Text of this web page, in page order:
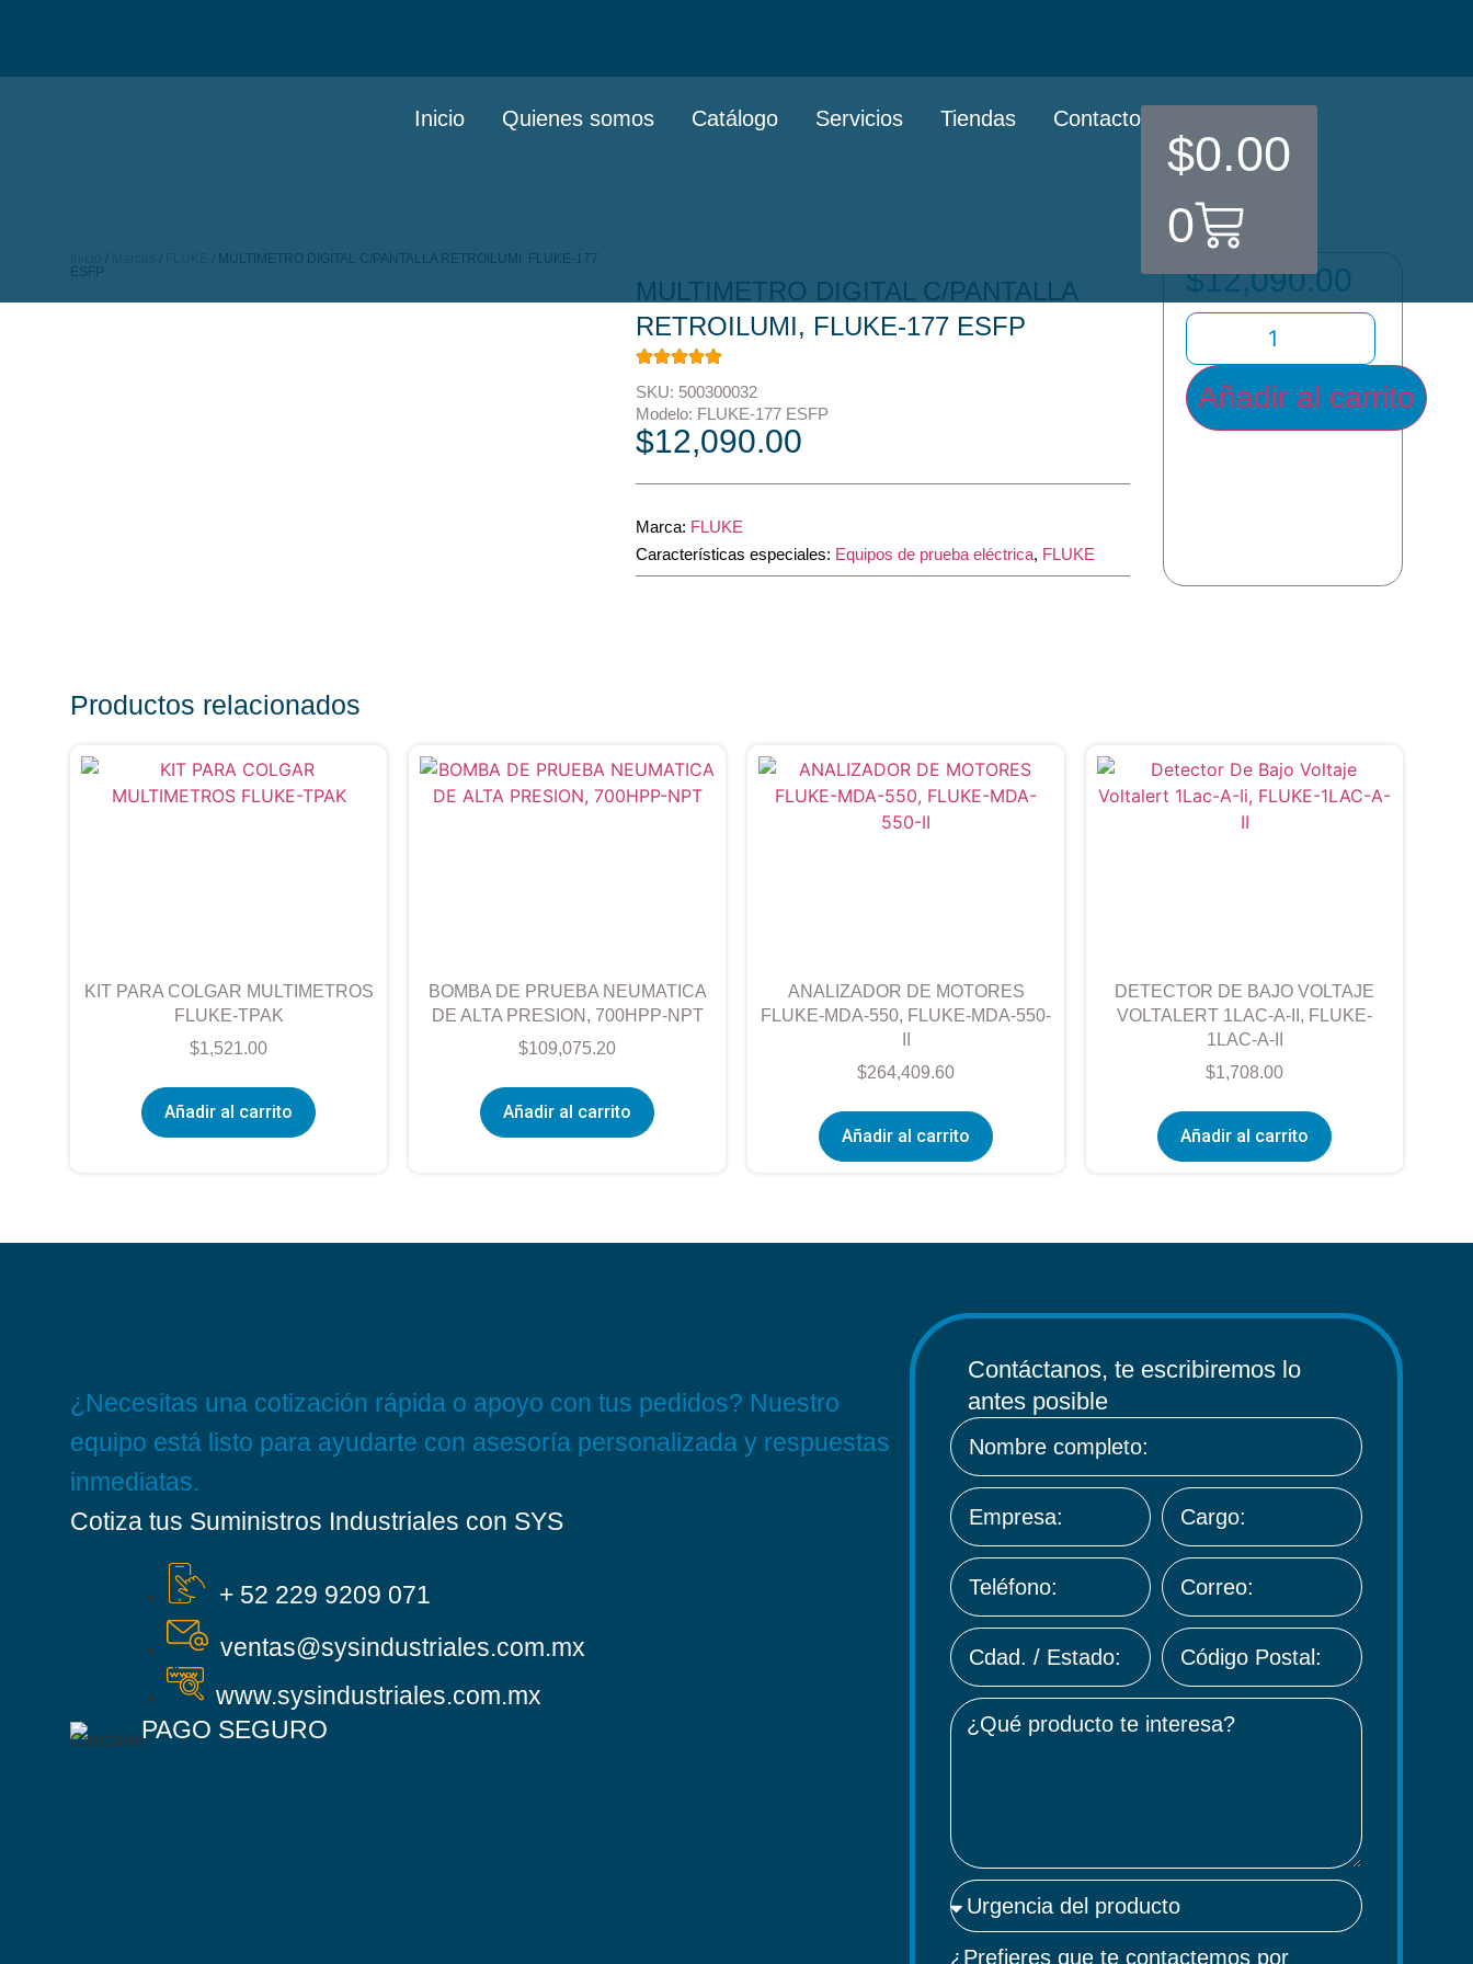
Inicio Quienes somos Catálogo Servicios Tiendas Contacto
$0.00
0
/ /
/ MULTIMETRO DIGITAL C/PANTALLA RETROILUMI, FLUKE-177
ESFP
MULTIMETRO DIGITAL C/PANTALLA
RETROILUMI, FLUKE-177 ESFP
SKU: 500300032
Modelo: FLUKE-177 ESFP
$12,090.00
Marca: FLUKE
Características especiales: Equipos de prueba eléctrica, FLUKE
$12,090.00
Añadir al carrito
Productos relacionados
KIT PARA COLGAR MULTIMETROS
FLUKE-TPAK
$1,521.00
Añadir al carrito
BOMBA DE PRUEBA NEUMATICA
DE ALTA PRESION, 700HPP-NPT
$109,075.20
Añadir al carrito
ANALIZADOR DE MOTORES
FLUKE-MDA-550, FLUKE-MDA-550-
$264,409.60
Añadir al carrito
DETECTOR DE BAJO VOLTAJE
VOLTALERT 1LAC-A-II, FLUKE-
1LAC-A-II
$1,708.00
Añadir al carrito
¿Necesitas una cotización rápida o apoyo con tus pedidos? Nuestro
equipo está listo para ayudarte con asesoría personalizada y respuestas
inmediatas.
Cotiza tus Suministros Industriales con SYS
+ 52 229 9209 071
ventas@sysindustriales.com.mx
www.sysindustriales.com.mx
PAGO SEGURO
Contáctanos, te escribiremos lo
antes posible
¿Prefieres que te contactemos por